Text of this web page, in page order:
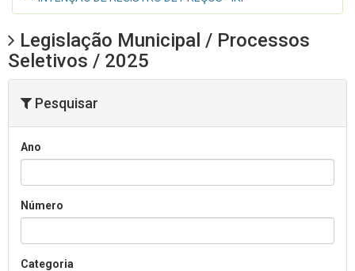
Legislação Municipal / Processos
Seletivos / 2025
Pesquisar
Ano
Número
Categoria